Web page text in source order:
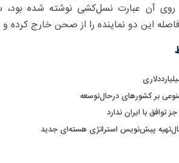
روی آن عبارت نسل‌کشی نوشته شده بود،
این دو نماینده را از صحن خارج
بر کشورهای درحال‌توسعه
توافق با ایران ندارد
پیش‌نویس استراتژی هسته‌ای جدید